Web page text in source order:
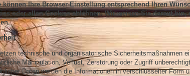
können Ihre Browser-Einstellung entsprechend Ihren
oder allen Cookies ablehnen. Wir weisen Sie darauf
technische und organisatorische Sicherheitsmaßnahmen
Manipulation, Verlust, Zerstörung oder Zugriff
Daten werden die Informationen in verschlüsselter Form